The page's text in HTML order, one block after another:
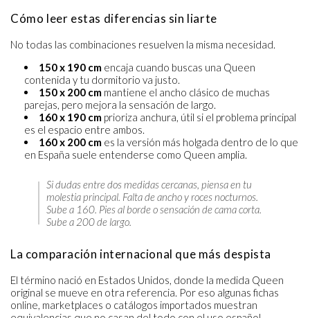
Cómo leer estas diferencias sin liarte
No todas las combinaciones resuelven la misma necesidad.
150 x 190 cm encaja cuando buscas una Queen
contenida y tu dormitorio va justo.
150 x 200 cm mantiene el ancho clásico de muchas
parejas, pero mejora la sensación de largo.
160 x 190 cm prioriza anchura, útil si el problema principal
es el espacio entre ambos.
160 x 200 cm es la versión más holgada dentro de lo que
en España suele entenderse como Queen amplia.
Si dudas entre dos medidas cercanas, piensa en tu
molestia principal. Falta de ancho y roces nocturnos.
Sube a 160. Pies al borde o sensación de cama corta.
Sube a 200 de largo.
La comparación internacional que más despista
El término nació en Estados Unidos, donde la medida Queen
original se mueve en otra referencia. Por eso algunas fichas
online, marketplaces o catálogos importados muestran